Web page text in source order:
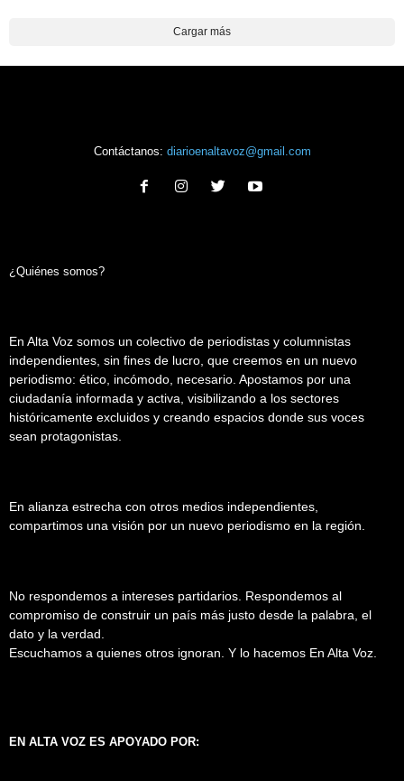
Cargar más
Contáctanos: diarioenaltavoz@gmail.com
¿Quiénes somos?
En Alta Voz somos un colectivo de periodistas y columnistas
independientes, sin fines de lucro, que creemos en un nuevo
periodismo: ético, incómodo, necesario. Apostamos por una
ciudadanía informada y activa, visibilizando a los sectores
históricamente excluidos y creando espacios donde sus voces
sean protagonistas.
En alianza estrecha con otros medios independientes,
compartimos una visión por un nuevo periodismo en la región.
No respondemos a intereses partidarios. Respondemos al
compromiso de construir un país más justo desde la palabra, el
dato y la verdad.
Escuchamos a quienes otros ignoran. Y lo hacemos En Alta Voz.
EN ALTA VOZ ES APOYADO POR: